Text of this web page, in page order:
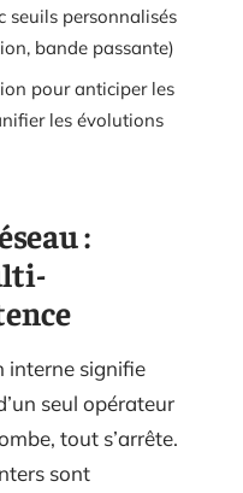
seuils personnalisés
bande passante)
pour anticiper les
les évolutions
:
interne signifie
seul opérateur
tout s’arrête.
sont